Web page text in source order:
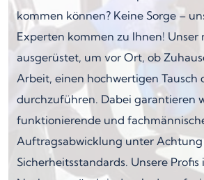
kommen können? Keine Sorge –
Experten kommen zu Ihnen! Unser
ausgerüstet, um vor Ort, ob
Arbeit, einen hochwertigen Tausch
durchzuführen. Dabei garantieren
funktionierende und
Auftragsabwicklung unter
Sicherheitsstandards. Unsere Profis